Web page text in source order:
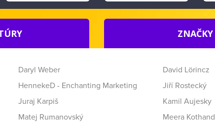
ZNAČKY
Daryl Weber
David Lörincz
HennekeD - Enchanting Marketing
Jiří Rostecký
Juraj Karpiš
Kamil Aujesky
Matej Rumanovský
Meera Kothand